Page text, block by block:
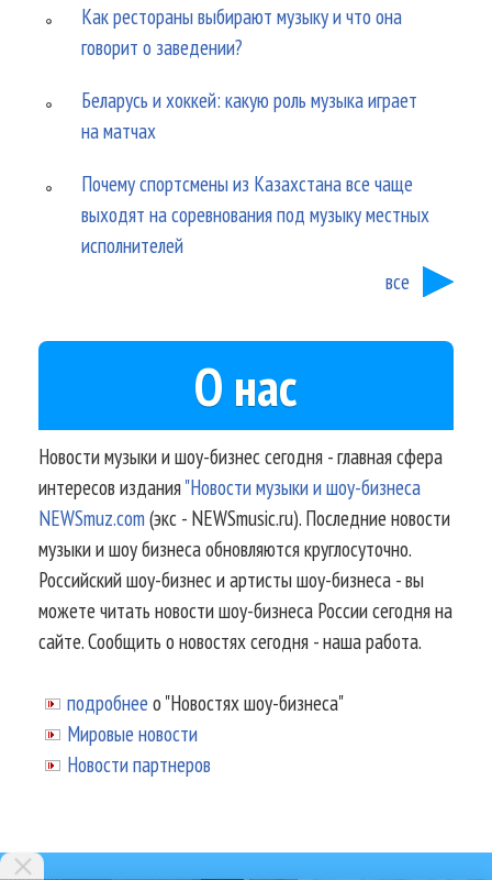
Как рестораны выбирают музыку и что она
говорит о заведении?
Беларусь и хоккей: какую роль музыка играет
на матчах
Почему спортсмены из Казахстана все чаще
выходят на соревнования под музыку местных
исполнителей
все
О нас
Новости музыки и шоу-бизнес сегодня - главная сфера
интересов издания"Новости музыки и шоу-бизнеса
NEWSmuz.com(экс - NEWSmusic.ru). Последние новости
музыки и шоу бизнеса обновляются круглосуточно.
Российский шоу-бизнес и артисты шоу-бизнеса - вы
можете читать новости шоу-бизнеса России сегодня на
сайте. Сообщить о новостях сегодня - наша работа.
подробнее о "Новостях шоу-бизнеса"
Мировые новости
Новости партнеров